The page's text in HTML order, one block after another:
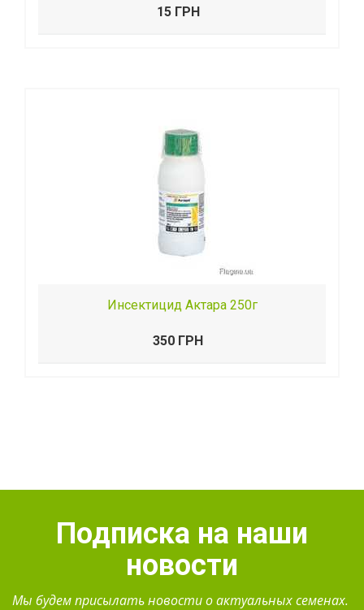
15 ГРН
Инсектицид Актара 250г
350 ГРН
Подписка на наши
новости
Мы будем присылать новости о актуальных семенах.